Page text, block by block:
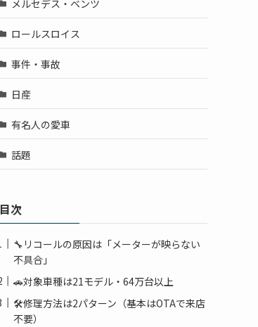
メルセデス・ベンツ
ロールスロイス
事件・事故
日産
有名人の愛車
話題
目次
🔧リコールの原因は「メーターが映らない
不具合」
🚗対象車種は21モデル・64万台以上
🛠修理方法は2パターン（基本はOTAで来店
不要）